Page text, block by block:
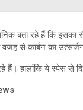
बता रहे हैं कि
से कार्बन का
हैं। हालांकि ये स्पेस से